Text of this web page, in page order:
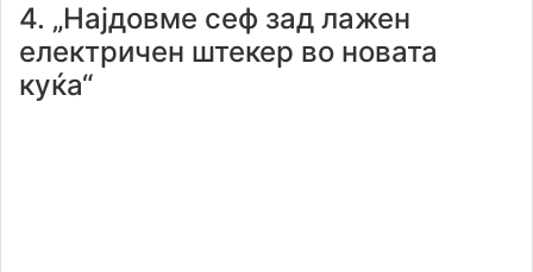
4. „Најдовме сеф зад лажен
електричен штекер во новата
куќа“